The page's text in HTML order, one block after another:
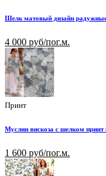
Шелк матовый дизайн
4 000 руб/пог.м.
Принт
Муслин вискоза с шелком принт
1 600 руб/пог.м.